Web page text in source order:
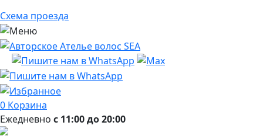
Схема проезда
0 Корзина
Ежедневно с 11:00 до 20:00